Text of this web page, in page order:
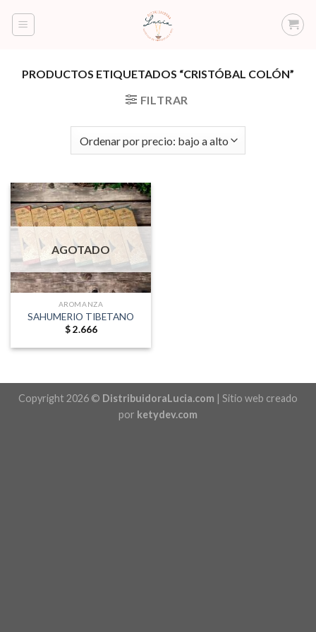
PRODUCTOS ETIQUETADOS “CRISTÓBAL COLÓN”
FILTRAR
AGOTADO
AROMANZA
SAHUMERIO TIBETANO
$2.666
Copyright 2026 © DistribuidoraLucia.com | Sitio web creado
por ketydev.com